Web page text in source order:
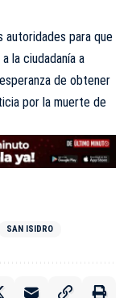
autoridades para que
la ciudadanía a
de obtener
por la muerte de
SAN ISIDRO